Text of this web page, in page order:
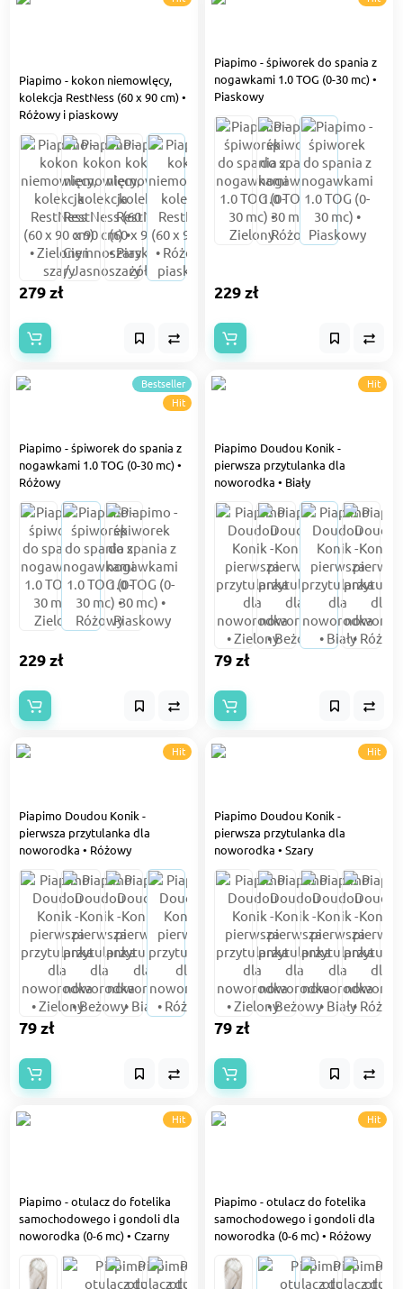
Piapimo - kokon niemowlęcy,
kolekcja RestNess (60 x 90 cm) •
Różowy i piaskowy
279 zł
Piapimo - śpiworek do spania z
nogawkami 1.0 TOG (0-30 mc) •
Piaskowy
229 zł
Bestseller
Hit
Piapimo - śpiworek do spania z
nogawkami 1.0 TOG (0-30 mc) •
Różowy
229 zł
Hit
Piapimo Doudou Konik -
pierwsza przytulanka dla
noworodka • Biały
79 zł
Hit
Piapimo Doudou Konik -
pierwsza przytulanka dla
noworodka • Różowy
79 zł
Hit
Piapimo Doudou Konik -
pierwsza przytulanka dla
noworodka • Szary
79 zł
Hit
Piapimo - otulacz do fotelika
samochodowego i gondoli dla
noworodka (0-6 mc) • Czarny
Hit
Piapimo - otulacz do fotelika
samochodowego i gondoli dla
noworodka (0-6 mc) • Różowy